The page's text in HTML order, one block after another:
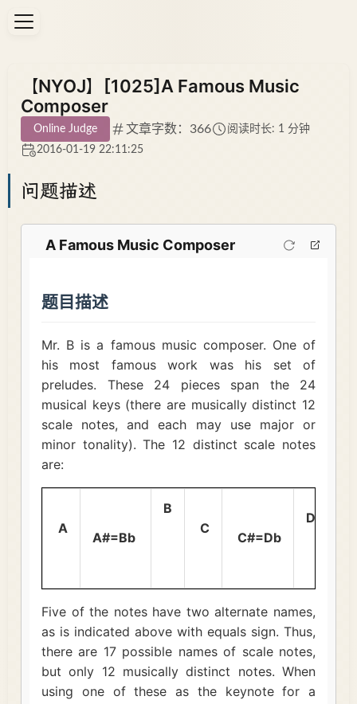
【NYOJ】[1025]A Famous Music
Composer
Online Judge 文章字数：366
阅读时长: 1 分钟
2016-01-19 22:11:25
问题描述
A Famous Music Composer